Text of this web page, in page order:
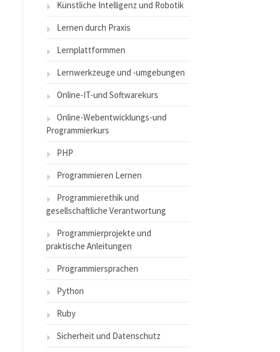
Künstliche Intelligenz und Robotik
Lernen durch Praxis
Lernplattformmen
Lernwerkzeuge und -umgebungen
Online-IT-und Softwarekurs
Online-Webentwicklungs-und
Programmierkurs
PHP
Programmieren Lernen
Programmierethik und
gesellschaftliche Verantwortung
Programmierprojekte und
praktische Anleitungen
Programmiersprachen
Python
Ruby
Sicherheit und Datenschutz